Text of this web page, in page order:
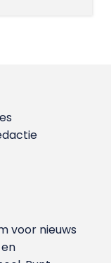
voor nieuws